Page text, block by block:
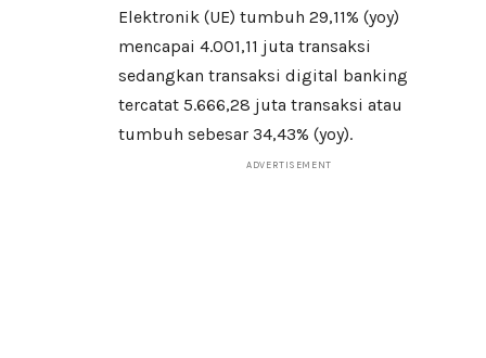
Elektronik (UE) tumbuh 29,11% (yoy)
mencapai 4.001,11 juta transaksi
sedangkan transaksi digital banking
tercatat 5.666,28 juta transaksi atau
tumbuh sebesar 34,43% (yoy).
ADVERTISEMENT